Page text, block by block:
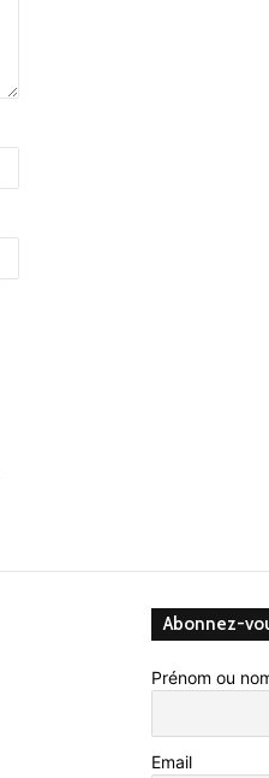
Abonnez-
Prénom ou
Email